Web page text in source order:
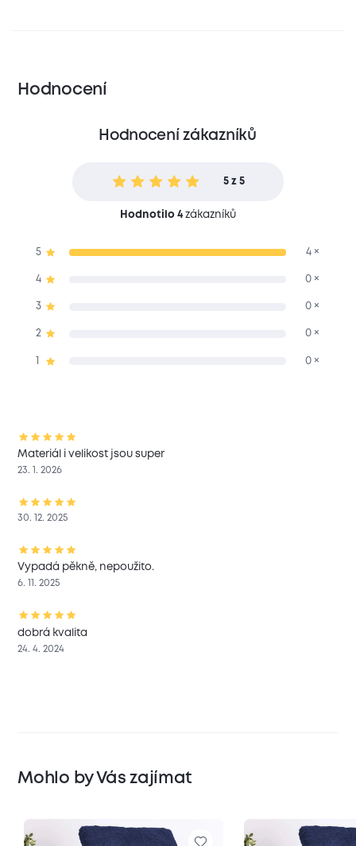
Hodnocení
Hodnocení zákazníků
5 z 5
Hodnotilo 4zákazníků
5 4 ×
4 0 ×
3 0 ×
2 0 ×
0 ×
Materiál i velikost jsou super
23. 1. 2026
30. 12. 2025
Vypadá pěkně, nepoužito.
6. 11. 2025
dobrá kvalita
24. 4. 2024
Mohlo by Vás zajímat